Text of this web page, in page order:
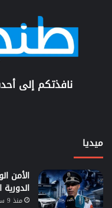
نافذتكم إلى
ميديا
الأمن
منذ 9 ساعات